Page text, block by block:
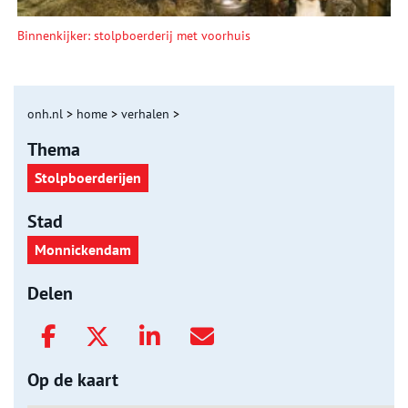
Binnenkijker: stolpboerderij met voorhuis
onh.nl > home > verhalen >
Thema
Stolpboerderijen
Stad
Monnickendam
Delen
Op de kaart